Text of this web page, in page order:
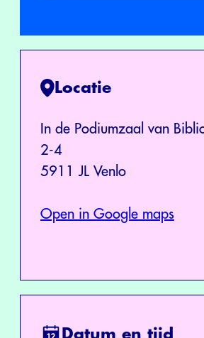
Locatie
In de Podiumzaal van
2-4
5911 JL Venlo
Open in Google maps
Datum en tijd